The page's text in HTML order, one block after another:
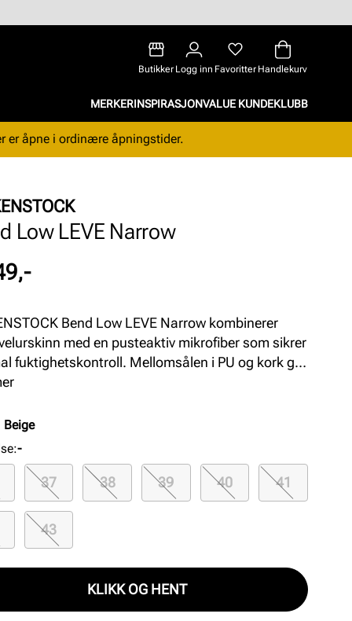
Butikker Logg inn Favoritter Handlekurv
MERKERINSPIRASJONVALUE KUNDEKLUBB
er åpne i ordinære åpningstider.
Low LEVE Narrow
Bend Low LEVE Narrow kombinerer
med en pusteaktiv mikrofiber som sikrer
fuktighetskontroll. Mellomsålen i PU og kork gir
støtdemping, mens gummisålen gir godt grep.
på komfort og kvalitet.
Beige
:-
37 38 39 40 41
43
KLIKK OG HENT